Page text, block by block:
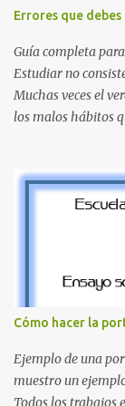
inspirado en los
pierdas la letra O ,
Errores que
Guía completa
Estudiar no
Muchas veces el
los malos hábitos
exámenes, tareas
cuáles son los
rendimiento y qué
¿Por qué es
personas creen
buenos
más importante
detectas y corrige...
Cómo hacer la
Ejemplo de una
muestro un
Todos los trabajos